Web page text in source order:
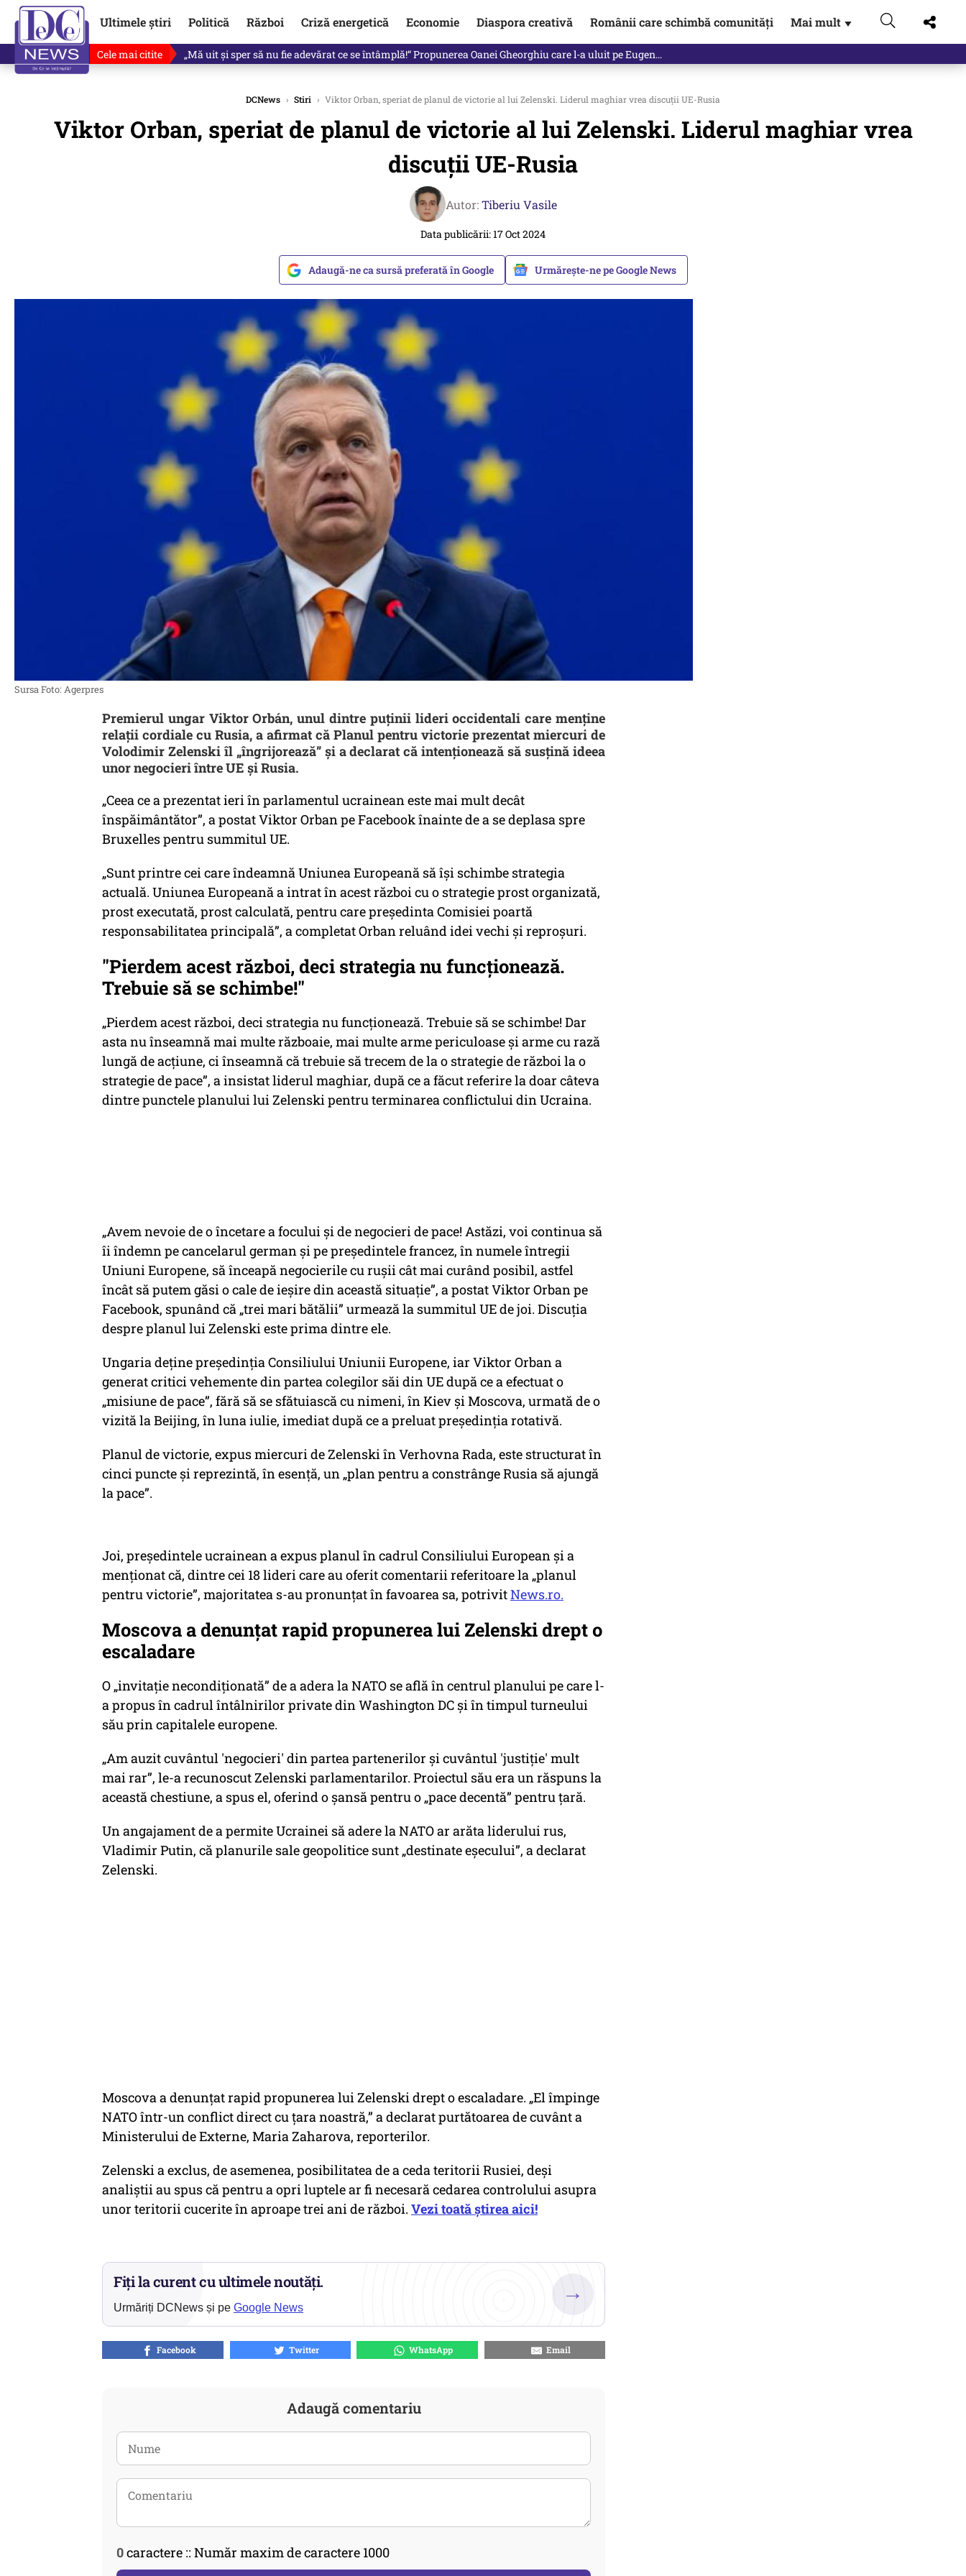
Ultimele știri Politică Război Criză energetică Economie Diaspora creativă Românii care schimbă comunități Mai mult ▼
Cele mai citite Singurul lucru care l-ar putea clinti pe Ilie Bolojan de la Palatul Victoria. Verdictul lui Bogdan Chirieac
DCNews › Stiri › Viktor Orban, speriat de planul de victorie al lui Zelenski. Liderul maghiar vrea discuții UE-Rusia
Viktor Orban, speriat de planul de victorie al lui Zelenski. Liderul maghiar vrea
discuții UE-Rusia
Autor:Tiberiu Vasile
Data publicării: 17 Oct 2024
Adaugă-ne ca sursă preferată în Google Urmărește-ne pe Google News
Sursa Foto: Agerpres
Premierul ungar Viktor Orbán, unul dintre puținii lideri occidentali care menține
relații cordiale cu Rusia, a afirmat că Planul pentru victorie prezentat miercuri de
Volodimir Zelenski îl „îngrijorează” și a declarat că intenționează să susțină ideea
unor negocieri între UE și Rusia.
„Ceea ce a prezentat ieri în parlamentul ucrainean este mai mult decât
înspăimântător”, a postat Viktor Orban pe Facebook înainte de a se deplasa spre
Bruxelles pentru summitul UE.
„Sunt printre cei care îndeamnă Uniunea Europeană să îşi schimbe strategia
actuală. Uniunea Europeană a intrat în acest război cu o strategie prost organizată,
prost executată, prost calculată, pentru care preşedinta Comisiei poartă
responsabilitatea principală”, a completat Orban reluând idei vechi şi reproşuri.
"Pierdem acest război, deci strategia nu funcţionează.
Trebuie să se schimbe!"
„Pierdem acest război, deci strategia nu funcţionează. Trebuie să se schimbe! Dar
asta nu înseamnă mai multe războaie, mai multe arme periculoase şi arme cu rază
lungă de acţiune, ci înseamnă că trebuie să trecem de la o strategie de război la o
strategie de pace”, a insistat liderul maghiar, după ce a făcut referire la doar câteva
dintre punctele planului lui Zelenski pentru terminarea conflictului din Ucraina.
„Avem nevoie de o încetare a focului şi de negocieri de pace! Astăzi, voi continua să
îi îndemn pe cancelarul german şi pe preşedintele francez, în numele întregii
Uniuni Europene, să înceapă negocierile cu ruşii cât mai curând posibil, astfel
încât să putem găsi o cale de ieşire din această situaţie”, a postat Viktor Orban pe
Facebook, spunând că „trei mari bătălii” urmează la summitul UE de joi. Discuția
despre planul lui Zelenski este prima dintre ele.
Ungaria deține președinția Consiliului Uniunii Europene, iar Viktor Orban a
generat critici vehemente din partea colegilor săi din UE după ce a efectuat o
„misiune de pace”, fără să se sfătuiască cu nimeni, în Kiev și Moscova, urmată de o
vizită la Beijing, în luna iulie, imediat după ce a preluat președinția rotativă.
Planul de victorie, expus miercuri de Zelenski în Verhovna Rada, este structurat în
cinci puncte și reprezintă, în esență, un „plan pentru a constrânge Rusia să ajungă
la pace”.
Joi, președintele ucrainean a expus planul în cadrul Consiliului European și a
menționat că, dintre cei 18 lideri care au oferit comentarii referitoare la „planul
pentru victorie”, majoritatea s-au pronunțat în favoarea sa, potrivitNews.ro.
Moscova a denunțat rapid propunerea lui Zelenski drept o
escaladare
O „invitație necondiționată” de a adera la NATO se află în centrul planului pe care l-
a propus în cadrul întâlnirilor private din Washington DC și în timpul turneului
său prin capitalele europene.
„Am auzit cuvântul 'negocieri' din partea partenerilor și cuvântul 'justiție' mult
mai rar”, le-a recunoscut Zelenski parlamentarilor. Proiectul său era un răspuns la
această chestiune, a spus el, oferind o șansă pentru o „pace decentă” pentru țară.
Un angajament de a permite Ucrainei să adere la NATO ar arăta liderului rus,
Vladimir Putin, că planurile sale geopolitice sunt „destinate eșecului”, a declarat
Zelenski.
Moscova a denunțat rapid propunerea lui Zelenski drept o escaladare. „El împinge
NATO într-un conflict direct cu țara noastră,” a declarat purtătoarea de cuvânt a
Ministerului de Externe, Maria Zaharova, reporterilor.
Zelenski a exclus, de asemenea, posibilitatea de a ceda teritorii Rusiei, deși
analiștii au spus că pentru a opri luptele ar fi necesară cedarea controlului asupra
unor teritorii cucerite în aproape trei ani de război. Vezi toată știrea aici!
Fiți la curent cu ultimele noutăți.
Urmăriți DCNews și pe Google News
→
Facebook Twitter WhatsApp Email
Adaugă comentariu
0caractere :: Număr maxim de caractere 1000